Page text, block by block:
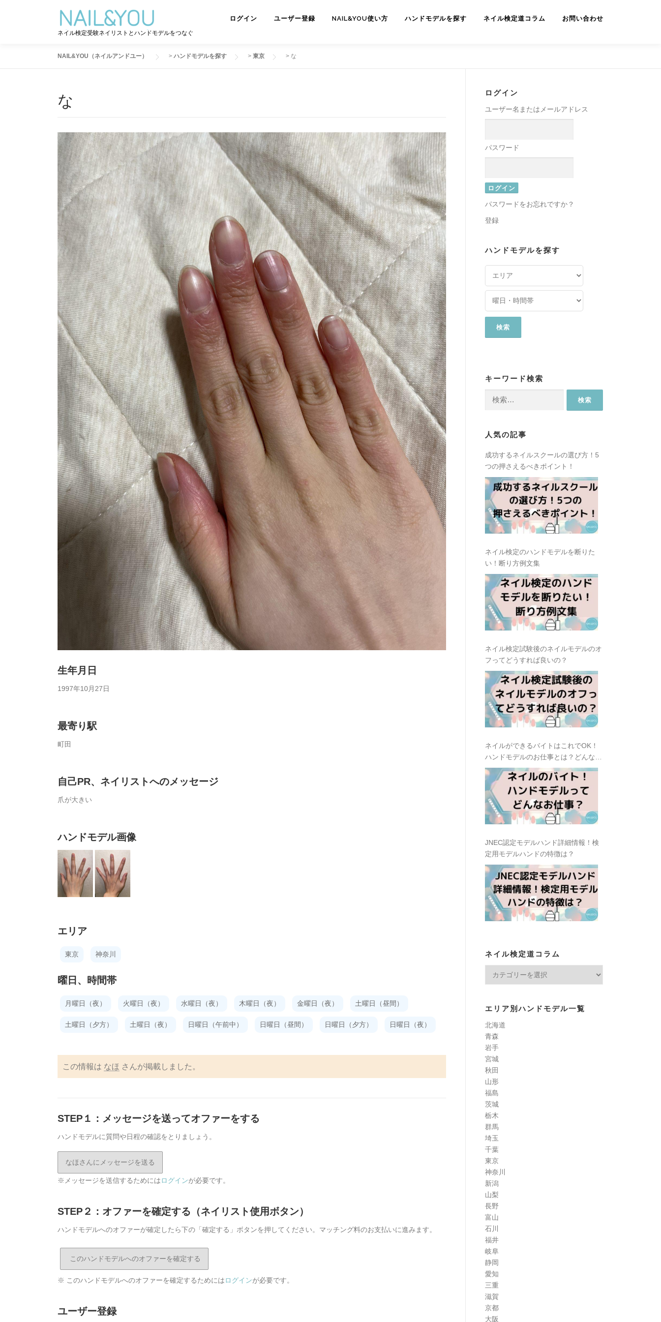
ネイル検定受験ネイリストとハンドモデルをつなぐ
ログイン ユーザー登録 NAIL&YOU使い方 ハンドモデルを探す ネイル検定道コラム お問い合わせ
NAIL&YOU（ネイルアンドユー） > ハンドモデルを探す > 東京 > な
な
生年月日
1997年10月27日
最寄り駅
町田
自己PR、ネイリストへのメッセージ
爪が大きい
ハンドモデル画像
エリア
東京 神奈川
曜日、時間帯
月曜日（夜） 火曜日（夜） 水曜日（夜） 木曜日（夜） 金曜日（夜） 土曜日（昼間）
土曜日（夕方） 土曜日（夜） 日曜日（午前中） 日曜日（昼間） 日曜日（夕方） 日曜日（夜）
この情報は なほ さんが掲載しました。
STEP１：メッセージを送ってオファーをする
ハンドモデルに質問や日程の確認をとりましょう。
なほさんにメッセージを送る
※メッセージを送信するためにはログインが必要です。
STEP２：オファーを確定する（ネイリスト使用ボタン）
ハンドモデルへのオファーが確定したら下の「確定する」ボタンを押してください。マッチング料のお支払いに進みます。
※ このハンドモデルへのオファーを確定するためにはログインが必要です。
ユーザー登録
ログイン
ユーザー名またはメールアドレス
パスワード
パスワードをお忘れですか？
登録
ハンドモデルを探す
キーワード検索
人気の記事
成功するネイルスクールの選び方！5
つの押さえるべきポイント！
ネイル検定のハンドモデルを断りた
い！断り方例文集
ネイル検定試験後のネイルモデルのオ
フってどうすれば良いの？
ネイルができるバイトはこれでOK！
ハンドモデルのお仕事とは？どんな種
類があるの？
JNEC認定モデルハンド詳細情報！検
定用モデルハンドの特徴は？
ネイル検定道コラム
道
コ
ラ
ム
エリア別ハンドモデル一覧
北海道
青森
岩手
宮城
秋田
山形
福島
茨城
栃木
群馬
埼玉
千葉
東京
神奈川
新潟
山梨
長野
富山
石川
福井
岐阜
静岡
愛知
三重
滋賀
京都
大阪